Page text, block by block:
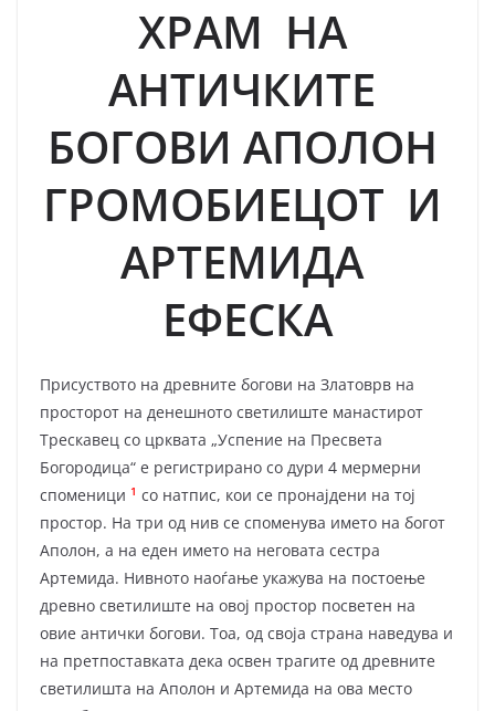
ХРАМ НА
АНТИЧКИТЕ
БОГОВИ АПОЛОН
ГРОМОБИЕЦОТ И
АРТЕМИДА
ЕФЕСКА
Присуството на древните богови на Златоврв на
просторот на денешното светилиште манастирот
Трескавец со црквата „Успение на Пресвета
Богородица“ е регис­трирано со дури 4 мермерни
споменици 1 со натпис, кои се пронајдени на тој
простор. На три од нив се споменува името на богот
Аполон, а на еден името на неговата сестра
Артемида. Нивното наоѓање укажува на постоење
древно светилиште на овој простор посветен на
овие антички богови. Тоа, од своја страна наведува и
на претпоставката дека освен трагите од древните
светилишта на Аполон и Артемида на ова место